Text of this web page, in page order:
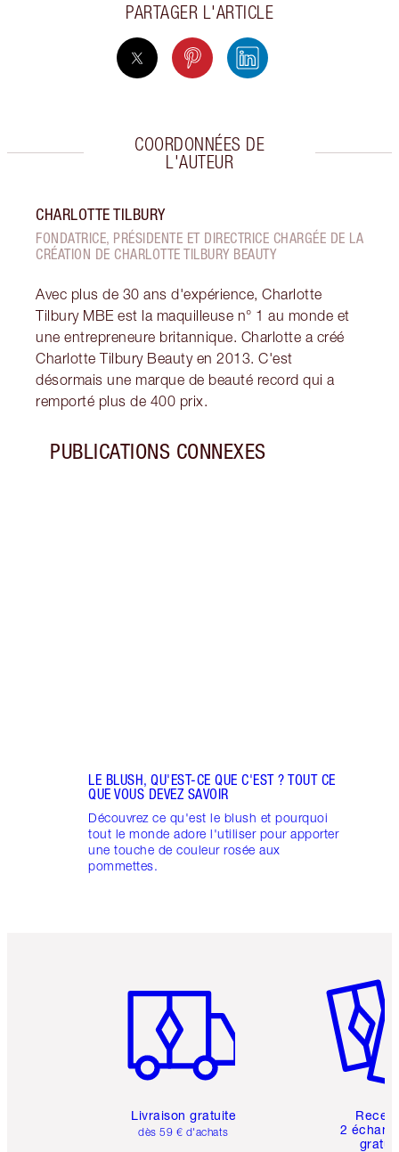
PARTAGER L'ARTICLE
COORDONNÉES DE
L'AUTEUR
CHARLOTTE TILBURY
FONDATRICE, PRÉSIDENTE ET DIRECTRICE CHARGÉE DE LA
CRÉATION DE CHARLOTTE TILBURY BEAUTY
Avec plus de 30 ans d'expérience, Charlotte
Tilbury MBE est la maquilleuse n° 1 au monde et
une entrepreneure britannique. Charlotte a créé
Charlotte Tilbury Beauty en 2013. C'est
désormais une marque de beauté record qui a
remporté plus de 400 prix.
PUBLICATIONS CONNEXES
LE BLUSH, QU'EST-CE QUE C'EST ? TOUT CE
QUE VOUS DEVEZ SAVOIR
Découvrez ce qu'est le blush et pourquoi
tout le monde adore l'utiliser pour apporter
une touche de couleur rosée aux
pommettes.
Livraison gratuite
dès 59 € d'achats
2